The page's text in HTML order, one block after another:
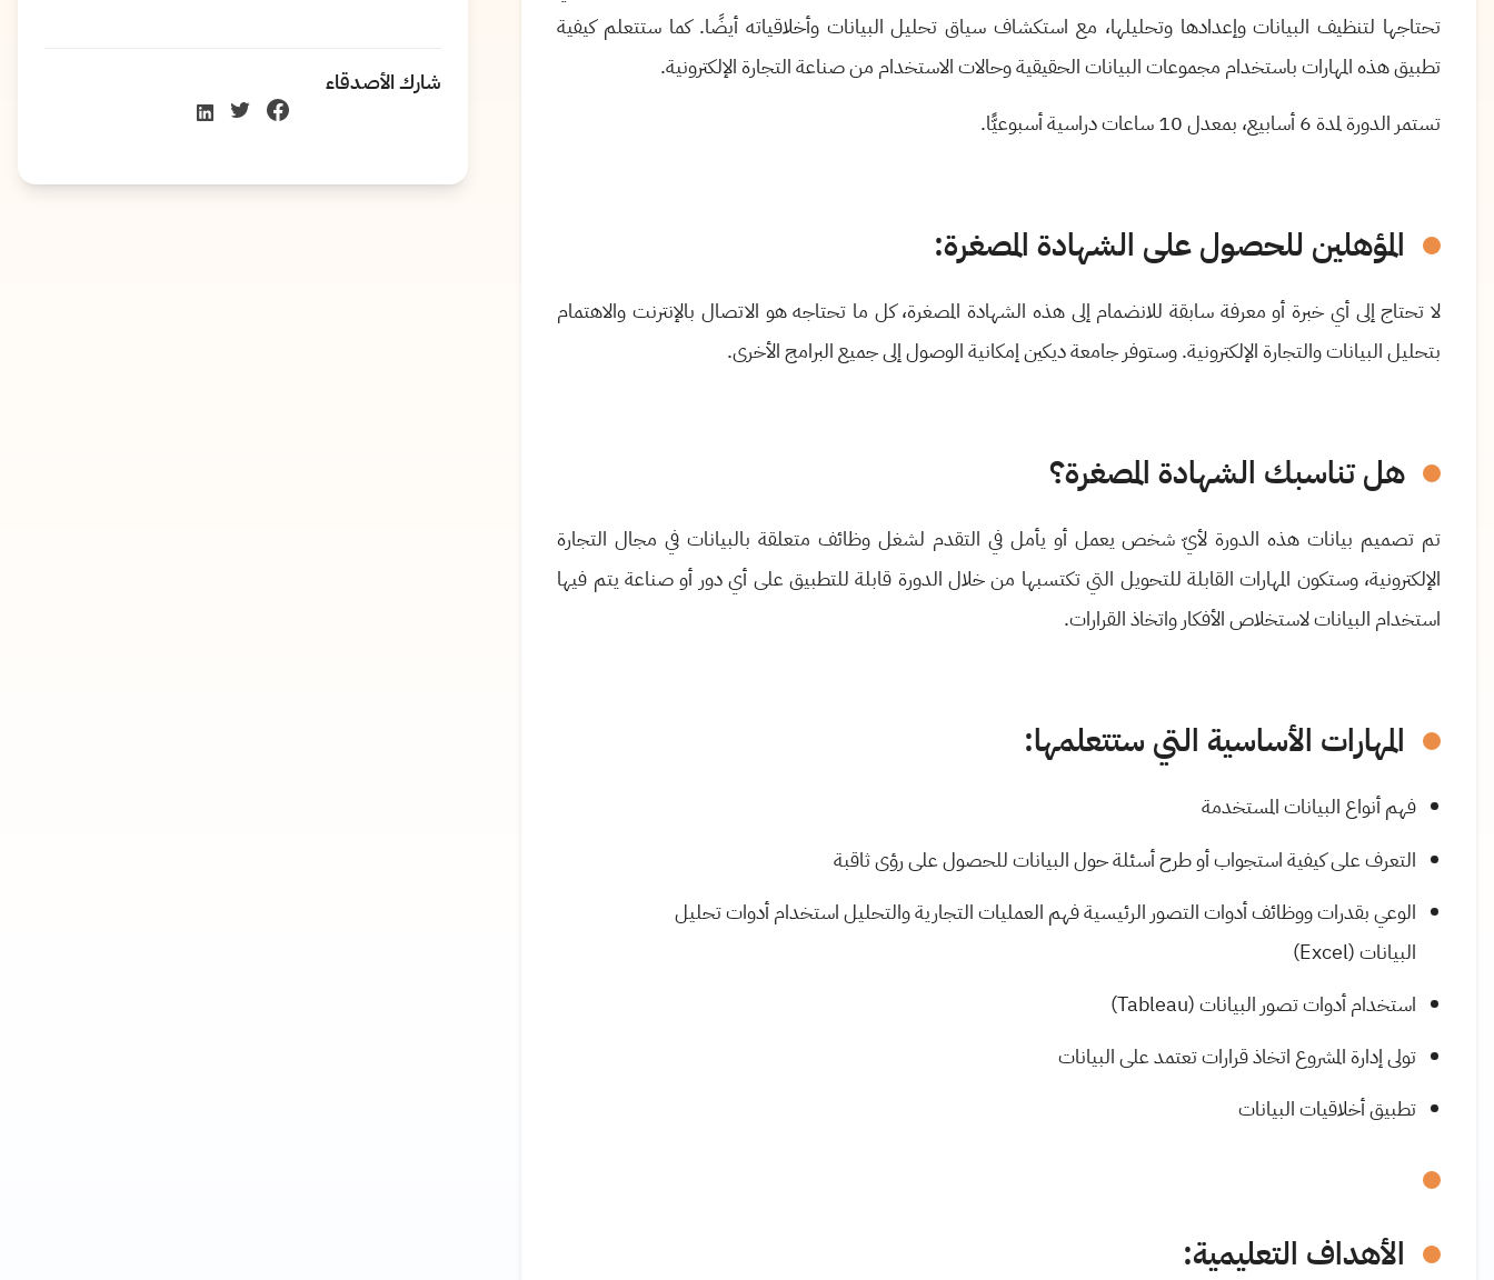
تحتاجها لتنظيف البيانات وإعدادها وتحليلها، مع استكشاف سياق تحليل البيانات وأخلاقياته أيضًا. كما ستتعلم كيفية
تطبيق هذه المهارات باستخدام مجموعات البيانات الحقيقية وحالات الاستخدام من صناعة التجارة الإلكترونية.
تستمر الدورة لمدة 6 أسابيع، بمعدل 10 ساعات دراسية أسبوعيًّا.
المؤهلين للحصول على الشهادة المصغرة:
لا تحتاج إلى أي خبرة أو معرفة سابقة للانضمام إلى هذه الشهادة المصغرة، كل ما تحتاجه هو الاتصال بالإنترنت والاهتمام
بتحليل البيانات والتجارة الإلكترونية.وستوفر جامعة ديكين إمكانية الوصول إلى جميع البرامج الأخرى.
هل تناسبك الشهادة المصغرة؟
تم تصميم بيانات هذه الدورة لأيّ شخص يعمل أو يأمل في التقدم لشغل وظائف متعلقة بالبيانات في مجال التجارة
الإلكترونية، وستكون المهارات القابلة للتحويل التي تكتسبها من خلال الدورة قابلة للتطبيق على أي دور أو صناعة يتم فيها
استخدام البيانات لاستخلاص الأفكار واتخاذ القرارات.
المهارات الأساسية التي ستتعلمها:
فهم أنواع البيانات المستخدمة
التعرف على كيفية استجواب أو طرح أسئلة حول البيانات للحصول على رؤى ثاقبة
الوعي بقدرات ووظائف أدوات التصور الرئيسية فهم العمليات التجارية والتحليل استخدام أدوات تحليل
البيانات(Excel)
استخدام أدوات تصور البيانات(Tableau)
تولى إدارة المشروع اتخاذ قرارات تعتمد على البيانات
تطبيق أخلاقيات البيانات
الأهداف التعليمية:
شارك الأصدقاء